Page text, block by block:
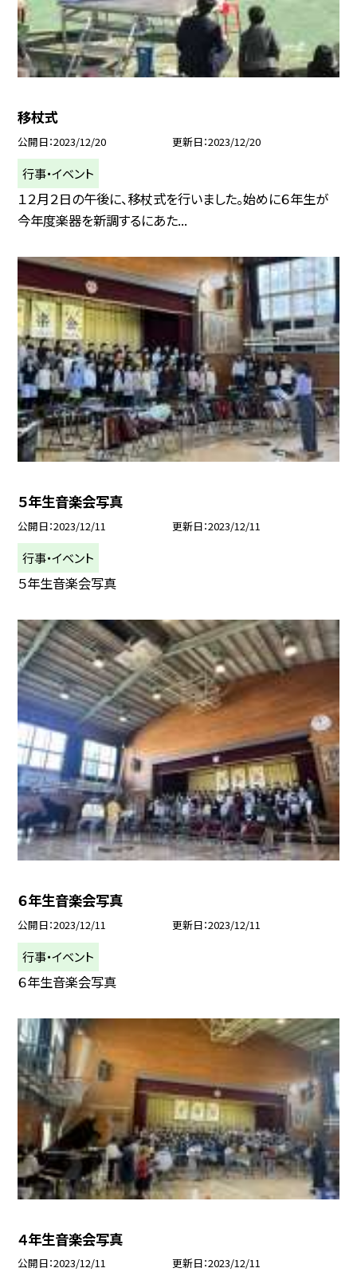
移杖式
公開日 2023/12/20 更新日 2023/12/20
行事・イベント
１２月２日の午後に、移杖式を行いました。始めに６年生が
今年度楽器を新調するにあた...
５年生音楽会写真
公開日 2023/12/11 更新日 2023/12/11
行事・イベント
５年生音楽会写真
６年生音楽会写真
公開日 2023/12/11 更新日 2023/12/11
行事・イベント
６年生音楽会写真
４年生音楽会写真
公開日 2023/12/11 更新日 2023/12/11